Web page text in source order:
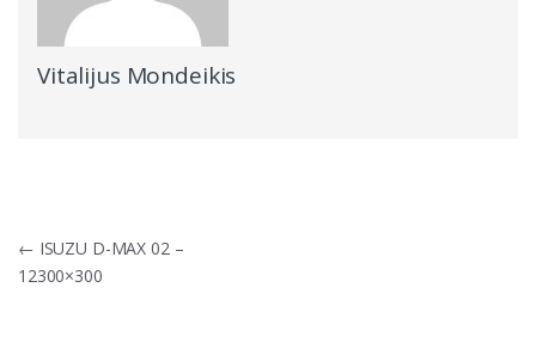
Vitalijus Mondeikis
Navigacija
tarp
įrašų
← ISUZU D-MAX 02 –
12300×300